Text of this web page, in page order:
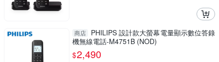
商店
PHILIPS 設計款大螢幕電量顯示數位答錄
機無線電話-M4751B (NOD)
$2,490